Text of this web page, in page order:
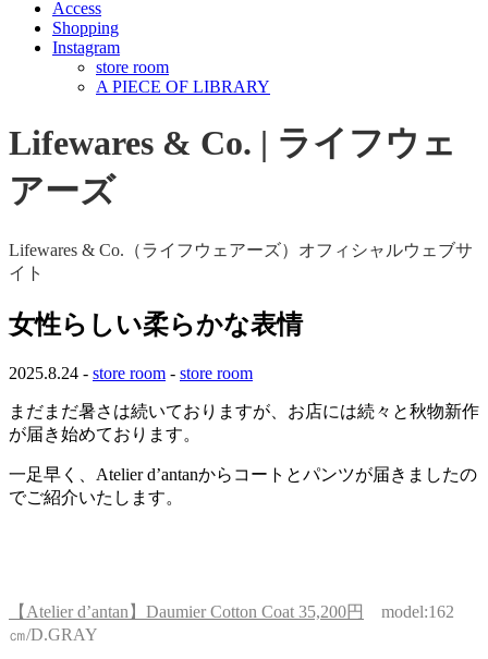
Access
Shopping
Instagram
store room
A PIECE OF LIBRARY
Lifewares & Co. | ライフウェ
アーズ
Lifewares & Co.（ライフウェアーズ）オフィシャルウェブサ
イト
女性らしい柔らかな表情
2025.8.24 - store room - store room
まだまだ暑さは続いておりますが、お店には続々と秋物新作
が届き始めております。
一足早く、Atelier d’antanからコートとパンツが届きましたの
でご紹介いたします。
【Atelier d’antan】Daumier Cotton Coat 35,200円
model:162
㎝/D.GRAY